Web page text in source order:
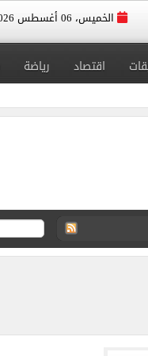
الخميس، 06 أغسطس 2026
اقتصاد رياضة